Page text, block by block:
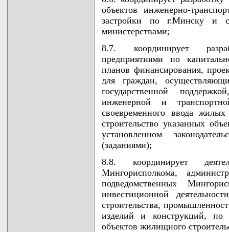
объектов инженерно-
застройки по г.Минску и
министерствами;
8.7. координирует
предприятиями по
планов финансирования,
для граждан,
государственной
инженерной и
своевременного ввода
строительство указанных
установленном
(заданиями);
8.8. координирует
Мингорисполкома,
подведомственных
инвестиционной
строительства,
изделий и конструкций, по
объектов жилищного